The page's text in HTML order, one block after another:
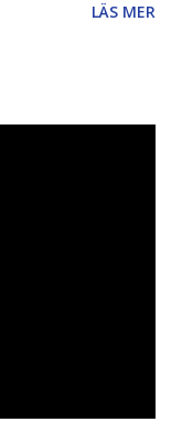
-LÄS MER